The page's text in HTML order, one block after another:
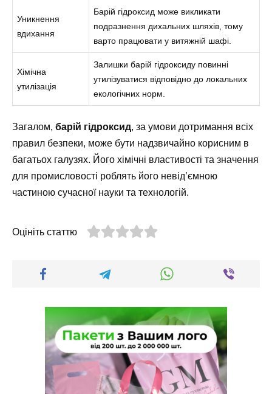
Уникнення
вдихання
Барій гідроксид може викликати
подразнення дихальних шляхів, тому
варто працювати у витяжній шафі.
Хімічна
утилізація
Залишки барій гідроксиду повинні
утилізуватися відповідно до локальних
екологічних норм.
Загалом, барій гідроксид, за умови дотримання всіх
правил безпеки, може бути надзвичайно корисним в
багатьох галузях. Його хімічні властивості та значення
для промисловості роблять його невід’ємною
частиною сучасної науки та технологій.
Оцініть статтю